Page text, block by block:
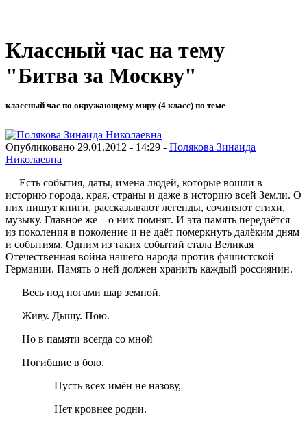
Классный час на тему
"Битва за Москву"
классный час по окружающему миру (4 класс) по теме
Опубликовано 29.01.2012 - 14:29 - Полякова Зинаида
Николаевна
Есть события, даты, имена людей, которые вошли в
историю города, края, страны и даже в историю всей Земли. О
них пишут книги, рассказывают легенды, сочиняют стихи,
музыку. Главное же – о них помнят. И эта память передаётся
из поколения в поколение и не даёт померкнуть далёким дням
и событиям. Одним из таких событий стала Великая
Отечественная война нашего народа против фашистской
Германии. Память о ней должен хранить каждый россиянин.
Весь под ногами шар земной.
Живу. Дышу. Пою.
Но в памяти всегда со мной
Погибшие в бою.
Пусть всех имён не назову,
Нет кровнее родни.